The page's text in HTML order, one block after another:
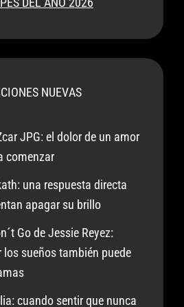
NUEVAS
JPG: el dolor de un amor
comenzar
una respuesta directa
apagar su brillo
Go de Jessie Reyez:
los sueños también puede
cuando sentir que nunca